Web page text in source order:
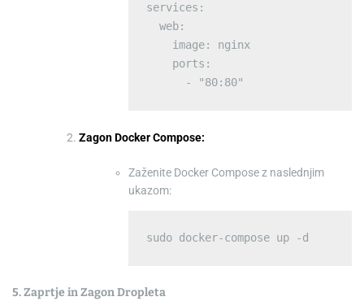
services:
  web:
    image: nginx
    ports:
Zagon Docker Compose:
Zaženite Docker Compose z naslednjim
ukazom:
5. Zaprtje in Zagon Dropleta